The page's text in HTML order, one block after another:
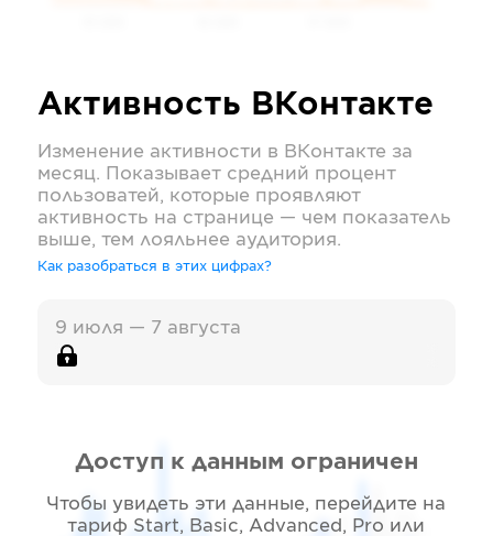
Активность ВКонтакте
Изменение активности в ВКонтакте за
месяц. Показывает средний процент
пользоватей, которые проявляют
активность на странице — чем показатель
выше, тем лояльнее аудитория.
Как разобраться в этих цифрах?
9 июля — 7 августа
Доступ к данным ограничен
Чтобы увидеть эти данные, перейдите на
тариф Start, Basic, Advanced, Pro или